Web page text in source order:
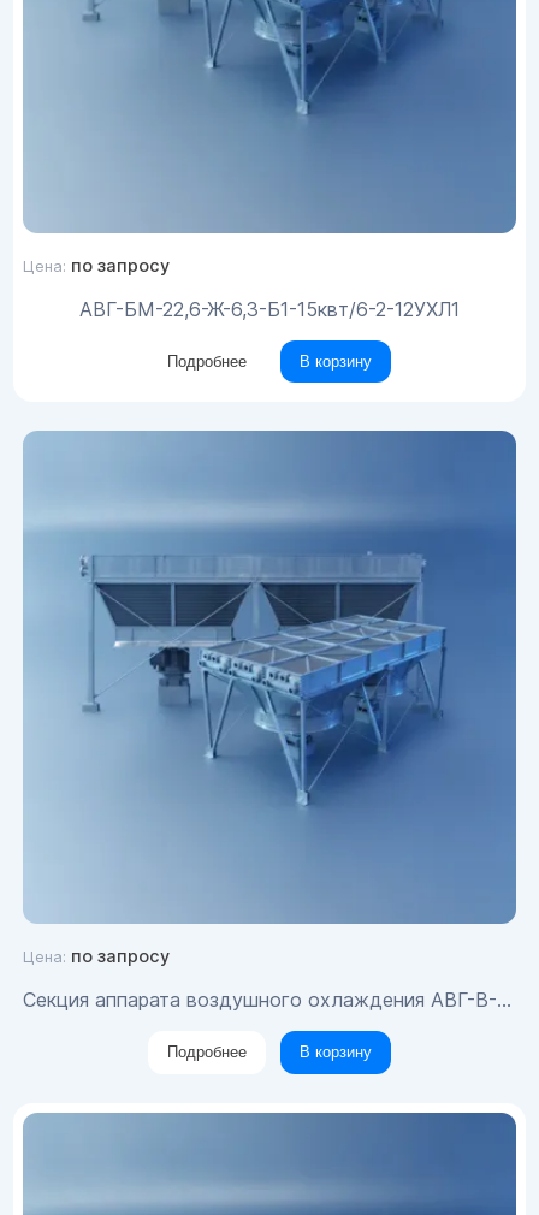
Цена: по запросу
АВГ-БМ-22,6-Ж-6,3-Б1-15квт/6-2-12УХЛ1
Подробнее В корзину
Цена: по запросу
Секция аппарата воздушного охлаждения АВГ-В-16-Ж-4.0-Б1/8-8-8
Подробнее В корзину